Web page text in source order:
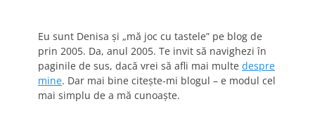
Eu sunt Denisa și „mă joc cu tastele” pe blog de
prin 2005. Da, anul 2005. Te invit să navighezi în
paginile de sus, dacă vrei să afli mai multe despre
mine. Dar mai bine citește-mi blogul – e modul cel
mai simplu de a mă cunoaște.